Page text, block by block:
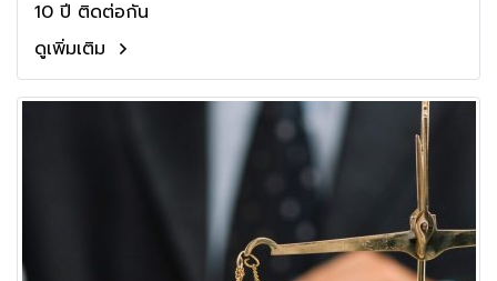
10 ปี ติดต่อกัน
ดูเพิ่มเติม